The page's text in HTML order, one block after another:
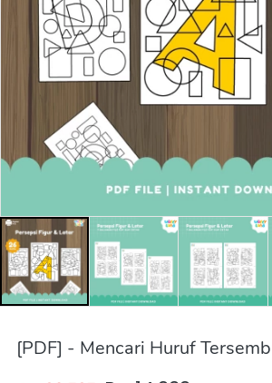
[PDF] - Mencari Huruf